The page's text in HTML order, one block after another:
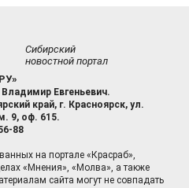
Сибирский
новостной портал
Евгеньевич.
край, г. Красноярск, ул.
9, оф. 615.
88
на портале «Красраб»,
«Мнения», «Молва», а также
сайта могут не совпадать